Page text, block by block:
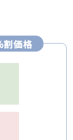
割価格